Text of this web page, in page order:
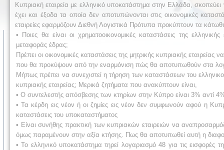
Κυπριακή εταιρεία με ελληνικό υποκατάστημα στην Ελλάδα,
έχει και έξοδα τα οποία δεν αποτυπώνονται στις οικονομικές
εταιρείες εφαρμόζουν Διεθνή Λογιστικά Πρότυπα προκύπτουν τα
• Ποιες θα είναι οι χρηματοοικονομικές καταστάσεις της
μεταφοράς έδρας;
Πρέπει οι οικονομικές καταστάσεις της μητρικής κυπριακής
που θα προκύψουν από την εναρμόνιση πώς θα αποτυπωθούν στα
Μήπως πρέπει να συνεχιστεί η τήρηση των καταστάσεων του
κυπριακής εταιρείας; Μερικά ζητήματα που ανακύπτουν είναι,
• Ο συντελεστής απόσβεσης των κτηρίων στην Κύπρο είναι 3% αντί
• Τα κέρδη εις νέον ή οι ζημίες εις νέον δεν συμφωνούν αφού η
καταστάσεις του υποκαταστήματος
• Eίναι συνήθης πρακτική των κυπριακών εταιρειών να
όμως παραμένουν στην αξία κτήσης. Πως θα αποτυπωθεί αυτή η
• Το ελληνικό υποκατάστημα τηρεί λογαριασμό 48 για τις εισφορές